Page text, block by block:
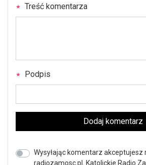
Treść komentarza
Podpis
Dodaj komentarz
Wysyłając komentarz akceptujesz
radiozamosc.pl. Katolickie Radio